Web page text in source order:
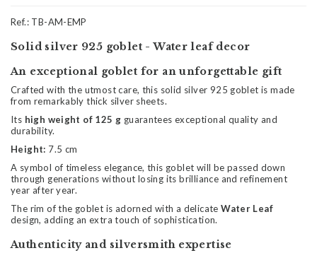
Ref.: TB-AM-EMP
Solid silver 925 goblet - Water leaf decor
An exceptional goblet for an unforgettable gift
Crafted with the utmost care, this solid silver 925 goblet is made
from remarkably thick silver sheets.
Its high weight of 125 g guarantees exceptional quality and
durability.
Height: 7.5 cm
A symbol of timeless elegance, this goblet will be passed down
through generations without losing its brilliance and refinement
year after year.
The rim of the goblet is adorned with a delicateWater Leaf
design, adding an extra touch of sophistication.
Authenticity and silversmith expertise